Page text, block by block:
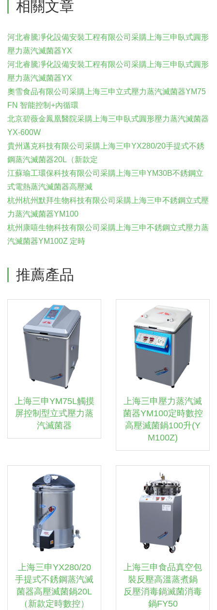
相關文章
河北睿騰凈化設備安裝工程有限公司采購上海三申臥式圓形
壓力蒸汽滅菌器YX
河北睿騰凈化設備安裝工程有限公司采購上海三申臥式圓形
壓力蒸汽滅菌器YX
奧雪食品有限公司采購上海三申立式壓力蒸汽滅菌器YM75
FN 智能控制+內循環
北京碧薇金鳳凰醫院采購上海三申臥式圓形壓力蒸汽滅菌器
YX-600W
貴州邁克科技有限公司采購上海三申YX280/20手提式不銹
鋼蒸汽滅菌器20L（新款定
江蘇瑜工環保科技有限公司采購上海三申YM30B不銹鋼立
式電熱蒸汽滅菌器高壓滅
杭州杭州默拜生物科技有限公司采購上海三申不銹鋼立式壓
力蒸汽滅菌器YM100
杭州康嘻生物科技有限公司采購上海三申不銹鋼立式壓力蒸
汽滅菌器YM100Z 定時
推薦產品
上海三申YM75L觸摸
屏控制型立式壓力蒸
汽滅菌器
上海三申壓力蒸汽滅
菌器YM100定時數控
高壓滅菌鍋100升(Y
M100Z)
上海三申YX280/20
手提式不銹鋼蒸汽滅
菌器高壓滅菌鍋20L
（新款定時數控）
上海三申食品真空包
裝反壓高溫蒸煮鍋
反壓消毒鍋滅菌消毒
鍋FY50